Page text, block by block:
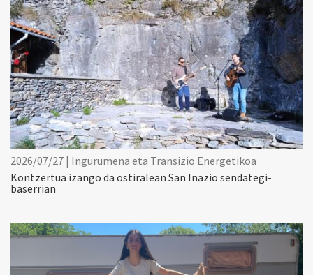
2026/07/27 | Ingurumena eta Transizio Energetikoa
Kontzertua izango da ostiralean San Inazio sendategi-
baserrian